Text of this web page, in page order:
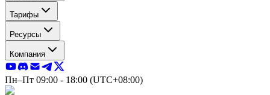
Тарифы
Ресурсы
Компания
Пн–Пт 09:00 - 18:00 (UTC+08:00)